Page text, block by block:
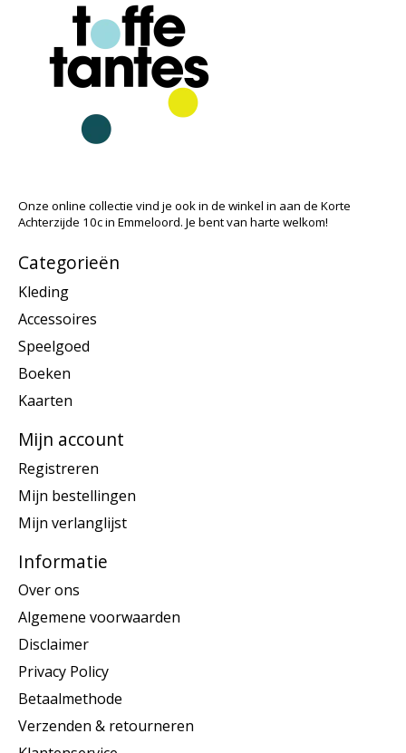
Onze online collectie vind je ook in de winkel in aan de Korte
Achterzijde 10c in Emmeloord. Je bent van harte welkom!
Categorieën
Kleding
Accessoires
Speelgoed
Boeken
Kaarten
Mijn account
Registreren
Mijn bestellingen
Mijn verlanglijst
Informatie
Over ons
Algemene voorwaarden
Disclaimer
Privacy Policy
Betaalmethode
Verzenden & retourneren